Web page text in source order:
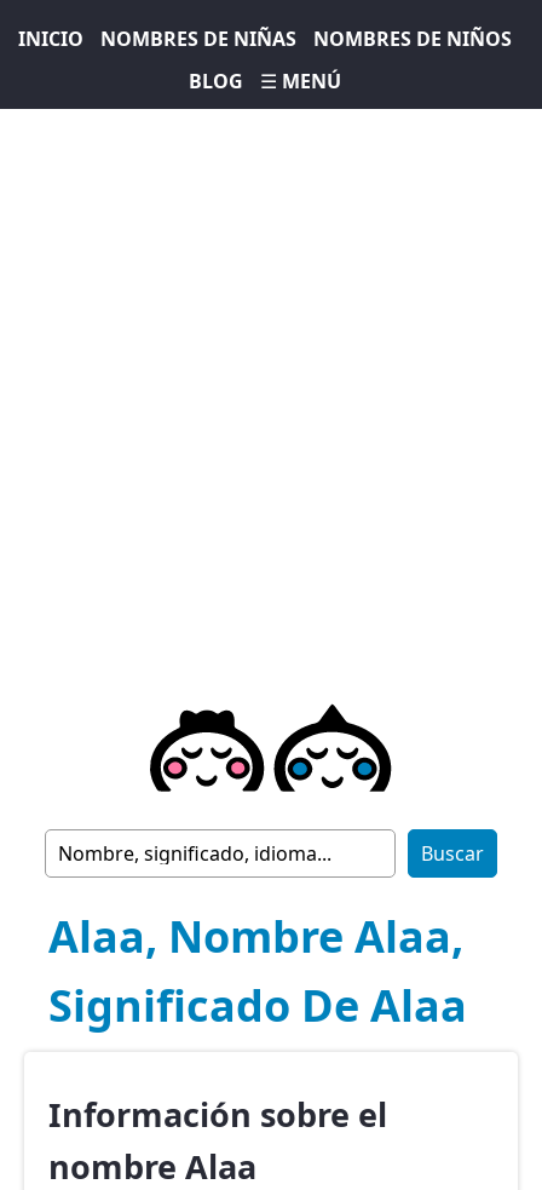
INICIO NOMBRES DE NIÑAS
NOMBRES DE NIÑOS
BLOG
☰ MENÚ
Alaa, Nombre Alaa,
Significado De Alaa
Información sobre el
nombre Alaa